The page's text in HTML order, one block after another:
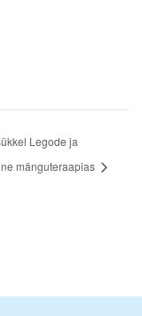
Legode ja
mänguteraapias